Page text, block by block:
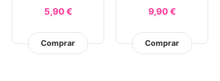
5,90 €
Comprar
9,90 €
Comprar